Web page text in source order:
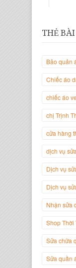
THẺ
Bảo quản
Chiếc áo
chiếc áo
chị Trịnh
cửa hàng
dịch vụ
Dịch vụ
Dịch vụ
Nhận sửa
Shop Thời
Sửa chữa
Sửa quần